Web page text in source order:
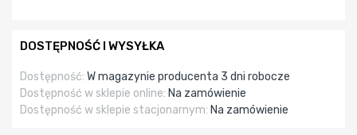
DOSTĘPNOŚĆ I WYSYŁKA
Dostępność: W magazynie producenta 3 dni robocze
Dostępność w sklepie online: Na zamówienie
Dostępność w sklepie stacjonarnym: Na zamówienie